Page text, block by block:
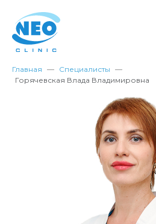
Главная
Специалисты
Горячевская Влада Владимировна